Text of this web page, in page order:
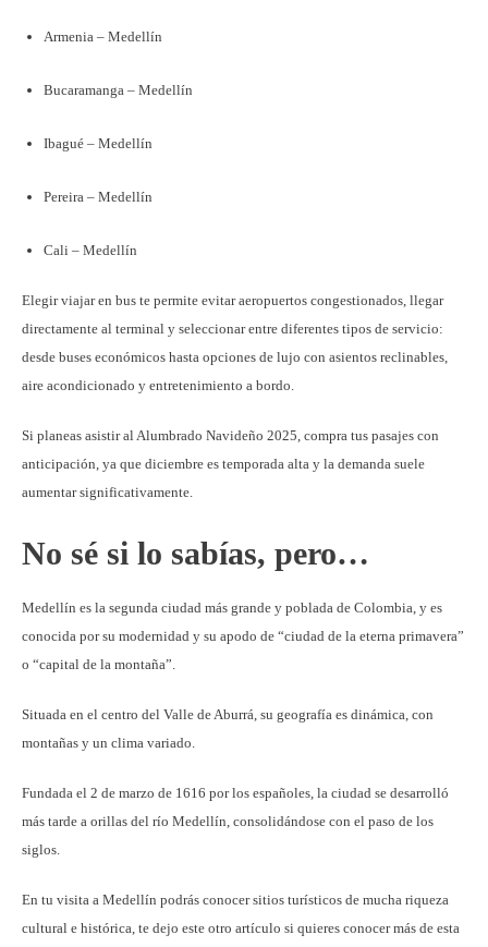
Armenia – Medellín
Bucaramanga – Medellín
Ibagué – Medellín
Pereira – Medellín
Cali – Medellín
Elegir viajar en bus te permite evitar aeropuertos congestionados, llegar
directamente al terminal y seleccionar entre diferentes tipos de servicio:
desde buses económicos hasta opciones de lujo con asientos reclinables,
aire acondicionado y entretenimiento a bordo.
Si planeas asistir al Alumbrado Navideño 2025, compra tus pasajes con
anticipación, ya que diciembre es temporada alta y la demanda suele
aumentar significativamente.
No sé si lo sabías, pero…
Medellín es la segunda ciudad más grande y poblada de Colombia, y es
conocida por su modernidad y su apodo de “ciudad de la eterna primavera”
o “capital de la montaña”.
Situada en el centro del Valle de Aburrá, su geografía es dinámica, con
montañas y un clima variado.
Fundada el 2 de marzo de 1616 por los españoles, la ciudad se desarrolló
más tarde a orillas del río Medellín, consolidándose con el paso de los
siglos.
En tu visita a Medellín podrás conocer sitios turísticos de mucha riqueza
cultural e histórica, te dejo este otro artículo si quieres conocer más de esta